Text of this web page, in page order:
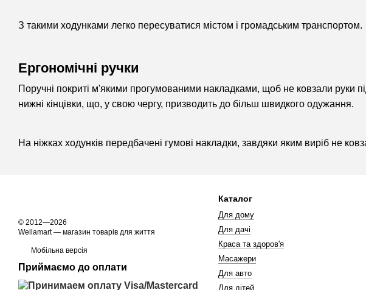
З такими ходунками легко пересуватися містом і громадським транспортом.
Ергономічні ручки
Поручні покриті м'якими прогумованими накладками, щоб не ковзали
нижні кінцівки, що, у свою чергу, призводить до більш швидкого одужання.
На ніжках ходунків передбачені гумові накладки, завдяки яким виріб не
© 2012—2026
Wellamart — магазин товарів для життя
Мобільна версія
Приймаємо до оплати
Каталог
Для дому
Для дачі
Краса та здоров'я
Масажери
Для авто
Для дітей